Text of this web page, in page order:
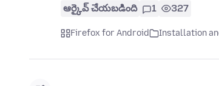
ఆర్కైవ్ చేయబడింది 1 327
Firefox for Android Installation